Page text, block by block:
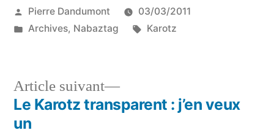
Publié
par
Pierre Dandumont
03/03/2011
Publié
Archives, Nabaztag Étiquettes :
Karotz
Navigation
Article suivant
Article
suivant :
Le Karotz transparent : j’en veux
un